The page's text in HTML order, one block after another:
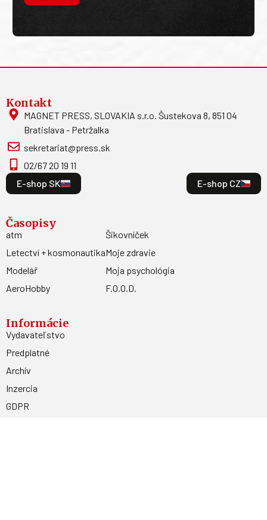
Kontakt
MAGNET PRESS, SLOVAKIA s.r.o. Šustekova 8, 851 04
Bratislava - Petržalka
sekretariat@press.sk
02/67 20 19 11
E-shop SK
E-shop CZ
Časopisy
atm
Letectví + kosmonautika
Modelář
AeroHobby
Šikovníček
Moje zdravie
Moja psychológia
F.O.O.D.
Informácie
Vydavateľstvo
Predplatné
Archív
Inzercia
GDPR